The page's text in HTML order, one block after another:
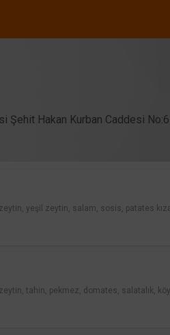
Şehit Hakan Kurban Caddesi
yeşil zeytin, salam, sosis, patates
tahin, pekmez, domates, salatalık,